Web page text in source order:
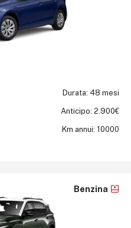
Durata: 48 mesi
Anticipo: 2.900€
Km annui: 10000
Benzina